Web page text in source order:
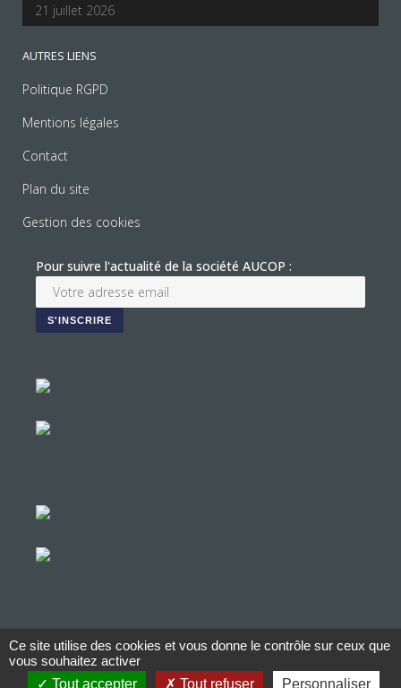
21 juillet 2026
AUTRES LIENS
Politique RGPD
Mentions légales
Contact
Plan du site
Gestion des cookies
Pour suivre l'actualité de la société AUCOP :
© Copyright Aucop – 2022
Ce site utilise des cookies et vous donne le contrôle sur ceux que
vous souhaitez activer
Tout accepter
Tout refuser Personnaliser